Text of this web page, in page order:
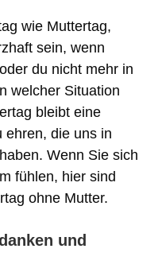
wie Muttertag,
sein, wenn
du nicht mehr in
welcher Situation
bleibt eine
ehren, die uns in
Wenn Sie sich
fühlen, hier sind
ohne Mutter.
und